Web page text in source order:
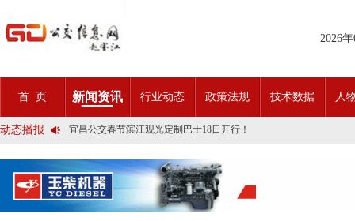
2026
首 页 新闻资讯 行业动态 政策法规 技术数据 人
动态播报
第九届公交都市发展论坛 (深圳)邀请函
石河子市公交公司荣获全国五一劳动奖状
宜昌公交春节滨江观光定制巴士18日开行！
创新 实践 沟通 | 聚焦「智慧公交」目标 助推公交转型发展——沪苏
岁月为鉴人民为证，百年北京公交实现历史性跨越！
今日生效！新《安全生产法》处罚条款对照
交通运输部、科学技术部发布关于科技创新驱动加快建设交通强国
2025市民出行新方案 | 久事公交开通首条需求响应式定制班线